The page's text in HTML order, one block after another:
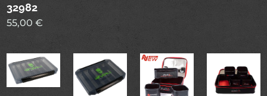
32982
55,00 €